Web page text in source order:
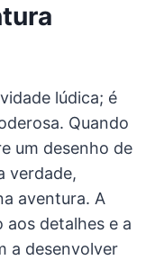
lúdica; é
Quando
um desenho de
verdade,
aventura. A
aos detalhes e a
a desenvolver